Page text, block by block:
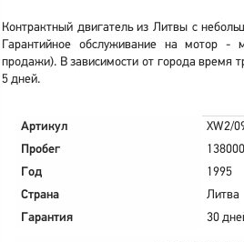
Контрактный двигатель из Литвы с
Гарантийное обслуживание на мотор -
продажи). В зависимости от города время
5 дней.
Артикул
XW2/
Пробег
138000
Год
1995
Страна
Литва
Гарантия
30